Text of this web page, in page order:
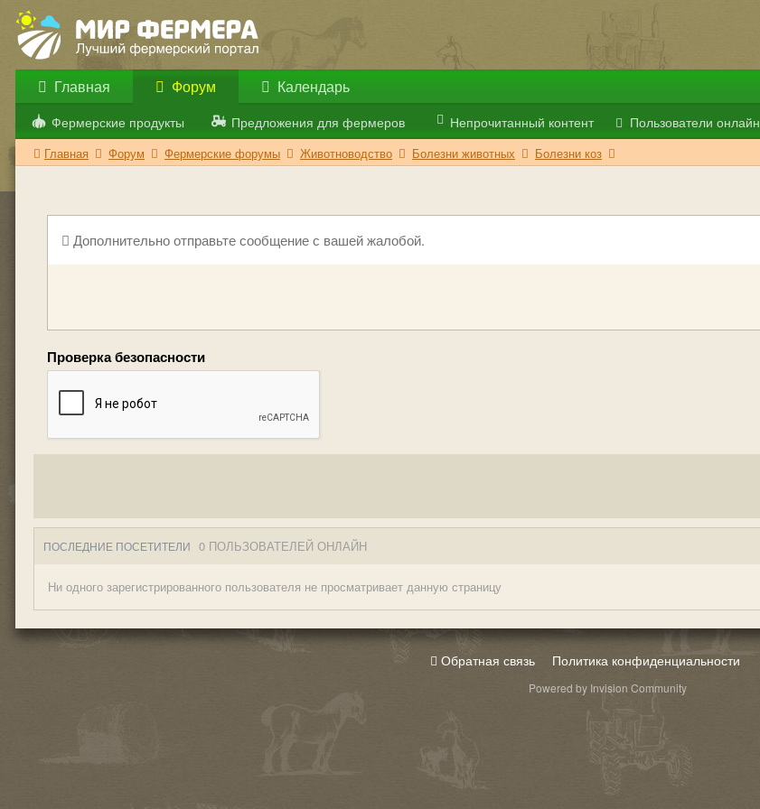
Главная Форум
Фермерские продукты Предложения для фермеров Непрочитанный контент Пользователи онлайн
Календарь
Главная Форум Фермерские форумы Животноводство Болезни животных Болезни коз
Дополнительно отправьте сообщение с вашей жалобой.
Проверка безопасности
ПОСЛЕДНИЕ ПОСЕТИТЕЛИ 0 ПОЛЬЗОВАТЕЛЕЙ ОНЛАЙН
Ни одного зарегистрированного пользователя не просматривает данную страницу
Обратная связь Политика конфиденциальности
Powered by Invision Community